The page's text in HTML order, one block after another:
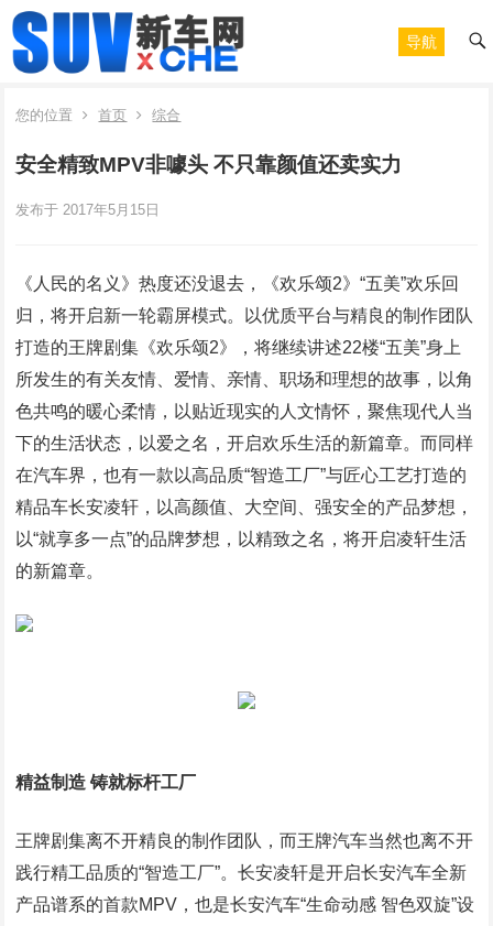
导航
您的位置 首页 综合
安全精致MPV非噱头 不只靠颜值还卖实力
发布于 2017年5月15日
《人民的名义》热度还没退去，《欢乐颂2》“五美”欢乐回
归，将开启新一轮霸屏模式。以优质平台与精良的制作团队
打造的王牌剧集《欢乐颂2》，将继续讲述22楼“五美”身上
所发生的有关友情、爱情、亲情、职场和理想的故事，以角
色共鸣的暖心柔情，以贴近现实的人文情怀，聚焦现代人当
下的生活状态，以爱之名，开启欢乐生活的新篇章。而同样
在汽车界，也有一款以高品质“智造工厂”与匠心工艺打造的
精品车长安凌轩，以高颜值、大空间、强安全的产品梦想，
以“就享多一点”的品牌梦想，以精致之名，将开启凌轩生活
的新篇章。
精益制造 铸就标杆工厂
王牌剧集离不开精良的制作团队，而王牌汽车当然也离不开
践行精工品质的“智造工厂”。长安凌轩是开启长安汽车全新
产品谱系的首款MPV，也是长安汽车“生命动感 智色双旋”设